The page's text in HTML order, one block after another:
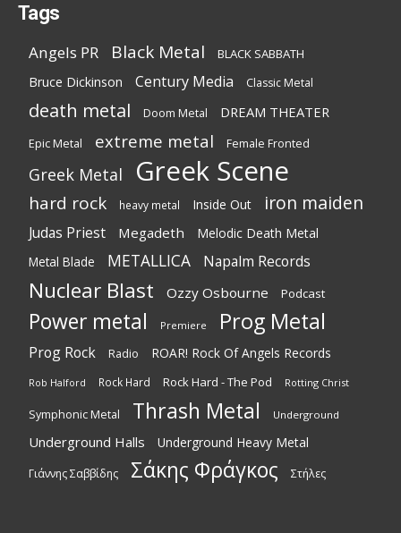
Tags
Angels PR Black Metal BLACK SABBATH
Bruce Dickinson Century Media Classic Metal
death metal Doom Metal DREAM THEATER
Epic Metal extreme metal Female Fronted
Greek Metal Greek Scene
hard rock heavy metal Inside Out iron maiden
Judas Priest Megadeth Melodic Death Metal
Metal Blade METALLICA Napalm Records
Nuclear Blast Ozzy Osbourne Podcast
Power metal Premiere Prog Metal
Prog Rock Radio ROAR! Rock Of Angels Records
Rob Halford Rock Hard Rock Hard - The Pod Rotting Christ
Symphonic Metal Thrash Metal Underground
Underground Halls Underground Heavy Metal
Γιάννης Σαββίδης Σάκης Φράγκος Στήλες